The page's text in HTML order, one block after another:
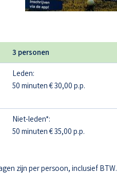
3 personen
Leden:
50 minuten € 30,00 p.p.
Niet-leden*:
50 minuten € 35,00 p.p.
zijn per persoon, inclusief BTW.